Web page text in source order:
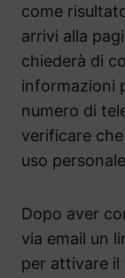
come
arrivi alla
chiederà di
informazioni
numero di
verificare
uso
Dopo aver
via email un
per attivare